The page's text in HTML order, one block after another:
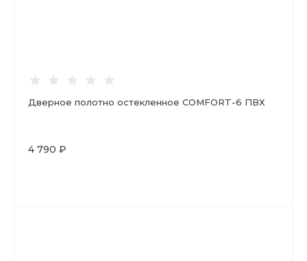
Дверное полотно остекленное COMFORT-6 ПВХ
4 790 ₽